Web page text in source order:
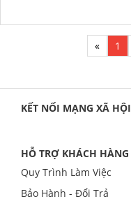
« 1
KẾT NỐI MẠNG XÃ HỘI
HỖ TRỢ KHÁCH HÀNG
Quy Trình Làm Việc
Bảo Hành - Đổi Trả